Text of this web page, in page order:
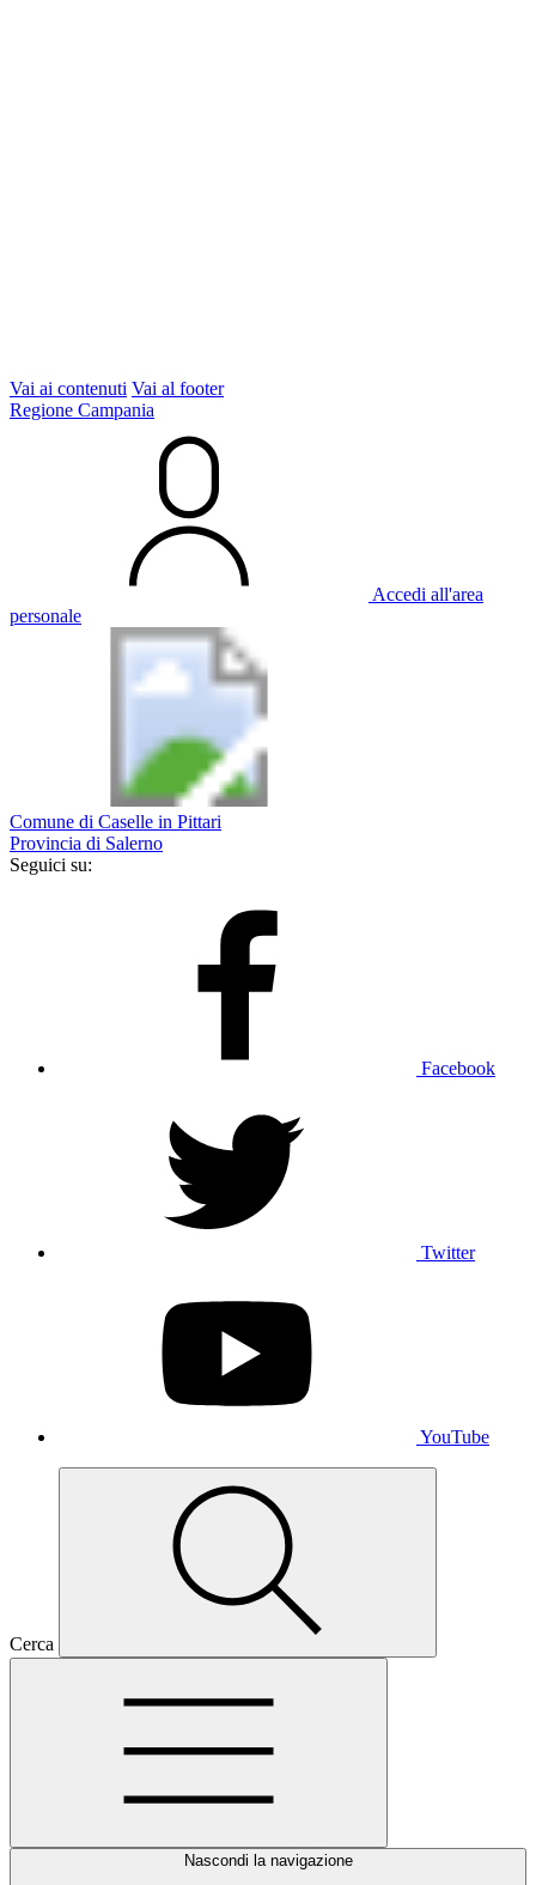
Vai ai contenuti Vai al footer
Regione Campania
Accedi all'area
personale
Comune di Caselle in Pittari
Provincia di Salerno
Seguici su:
Facebook
Twitter
YouTube
Cerca
Nascondi la navigazione